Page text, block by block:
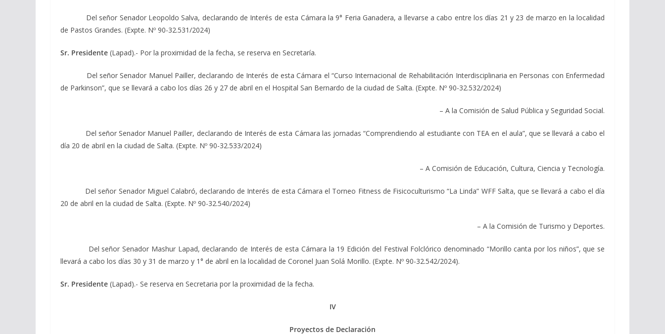
Del señor Senador Leopoldo Salva, declarando de Interés de esta Cámara la 9° Feria Ganadera, a llevarse a cabo entre los días 21 y 23 de marzo en la localidad
de Pastos Grandes. (Expte. Nº 90-32.531/2024)
Sr. Presidente (Lapad).- Por la proximidad de la fecha, se reserva en Secretaría.
Del señor Senador Manuel Pailler, declarando de Interés de esta Cámara el “Curso Internacional de Rehabilitación Interdisciplinaria en Personas con Enfermedad
de Parkinson”, que se llevará a cabo los días 26 y 27 de abril en el Hospital San Bernardo de la ciudad de Salta. (Expte. Nº 90-32.532/2024)
– A la Comisión de Salud Pública y Seguridad Social.
Del señor Senador Manuel Pailler, declarando de Interés de esta Cámara las jornadas “Comprendiendo al estudiante con TEA en el aula”, que se llevará a cabo el
día 20 de abril en la ciudad de Salta. (Expte. Nº 90-32.533/2024)
– A Comisión de Educación, Cultura, Ciencia y Tecnología.
Del señor Senador Miguel Calabró, declarando de Interés de esta Cámara el Torneo Fitness de Fisicoculturismo “La Linda” WFF Salta, que se llevará a cabo el día
20 de abril en la ciudad de Salta. (Expte. Nº 90-32.540/2024)
– A la Comisión de Turismo y Deportes.
Del señor Senador Mashur Lapad, declarando de Interés de esta Cámara la 19 Edición del Festival Folclórico denominado “Morillo canta por los niños”, que se
llevará a cabo los días 30 y 31 de marzo y 1° de abril en la localidad de Coronel Juan Solá Morillo. (Expte. Nº 90-32.542/2024).
Sr. Presidente (Lapad).- Se reserva en Secretaria por la proximidad de la fecha.
IV
Proyectos de Declaración